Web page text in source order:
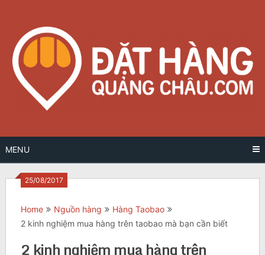
content
MENU
25/08/2017
Home Nguồn hàng
Hàng Taobao
2 kinh nghiệm mua hàng trên taobao mà bạn cần biết
2 kinh nghiệm mua hàng trên